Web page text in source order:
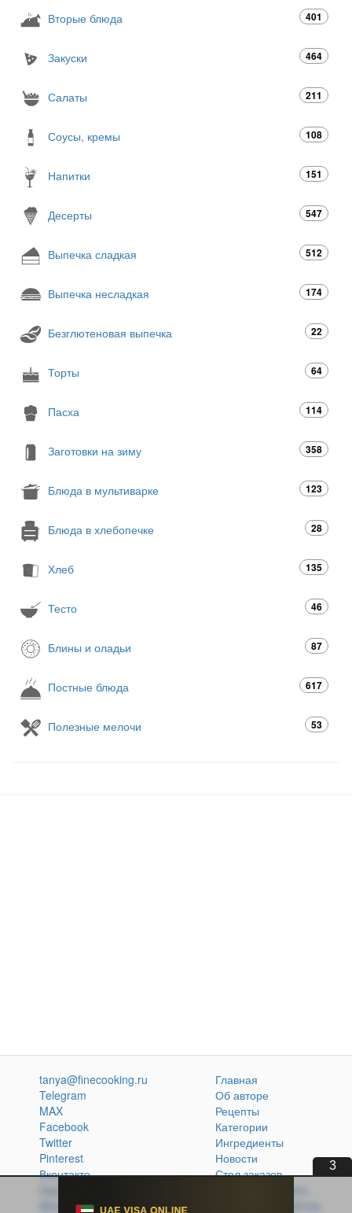
Вторые блюда 401
Закуски 464
Салаты 211
Соусы, кремы 108
Напитки 151
Десерты 547
Выпечка сладкая 512
Выпечка несладкая 174
Безглютеновая выпечка 22
Торты 64
Пасха 114
Заготовки на зиму 358
Блюда в мультиварке 123
Блюда в хлебопечке 28
Хлеб 135
Тесто 46
Блины и оладьи 87
Постные блюда 617
Полезные мелочи 53
2
tanya@finecooking.ru
Telegram
MAX
Facebook
Twitter
Pinterest
Вконтакте
Одноклассники
Главная
Об авторе
Рецепты
Категории
Ингредиенты
Новости
Стол заказов
Кулинарная книга
Политика обработки